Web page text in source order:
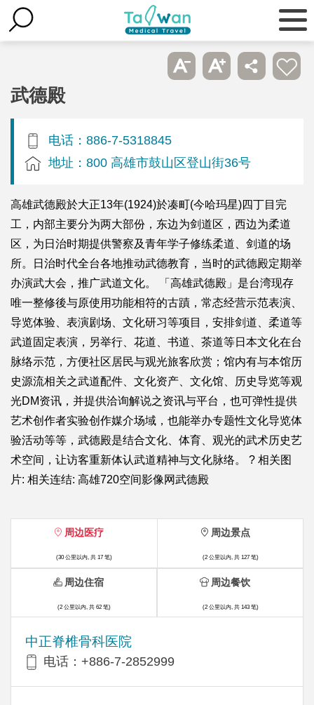
武德殿
电话：886-7-5318845
地址：800 高雄市鼓山区登山街36号
高雄武德殿於大正13年(1924)於凑町(今哈玛星)四丁目完
工，内部主要分为两大部份，东边为剑道区，西边为柔道
区，为日治时期提供警察及青年学子修练柔道、剑道的场
所。日治时代全台各地推动武德教育，当时的武德殿定期举
办演武大会，推广武道文化。 「高雄武德殿」是台湾现存
唯一整修後与原使用功能相符的古蹟，常态经营示范表演、
导览体验、表演剧场、文化研习等项目，安排剑道、柔道等
武道固定表演，另举行、花道、书道、茶道等日本文化在台
脉络示范，方便社区居民与观光旅客欣赏；馆内有与本馆历
史源流相关之武道配件、文化资产、文化馆、历史导览等观
光DM资讯，并提供洽询解说之资讯与平台，也可弹性提供
艺术创作者实验创作媒介场域，也能举办专题性文化导览体
验活动等等，武德殿是结合文化、体育、观光的武术历史艺
术空间，让访客重新体认武道精神与文化脉络。 ? 相关图
片: 相关连结: 高雄720空间影像网武德殿
周边医疗
(30 公里以内, 共 17 笔)
中正脊椎骨科医院
电话：+886-7-2852999
周边景点
(2 公里以内, 共 127 笔)
周边住宿
(2 公里以内, 共 62 笔)
周边餐饮
(2 公里以内, 共 143 笔)